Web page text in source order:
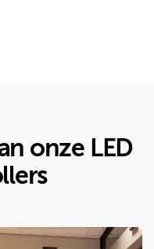
onze LED